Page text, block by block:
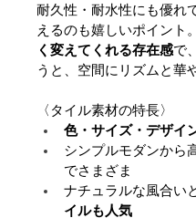
耐久性・耐水性にも優れ
えるのも嬉しいポイント
く変えてくれる存在感で
うと、空間にリズムと華
〈タイル素材の特長〉
色・サイズ・デザイ
シンプルモダンから
でさまざま
ナチュラルな風合い
イルも人気